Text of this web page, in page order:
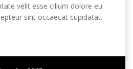
velit esse cillum dolore eu
sint occaecat cupidatat.